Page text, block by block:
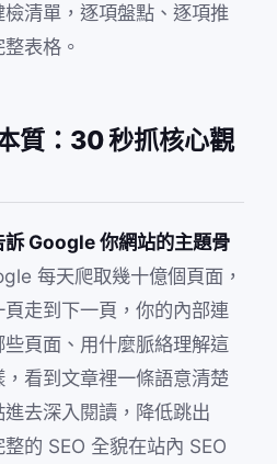
清單，逐項盤點、逐項推
表格。
質：30 秒抓核心觀
訴 Google 你網站的主題骨
每天爬取幾十億個頁面，
走到下一頁，你的內部連
頁面、用什麼脈絡理解這
看到文章裡一條語意清楚
去深入閱讀，降低跳出
的 SEO 全貌在站內 SEO